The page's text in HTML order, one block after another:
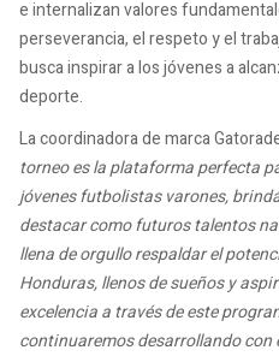
e internalizan valores
perseverancia, el respeto y el
busca inspirar a los jóvenes a
deporte.
La coordinadora de marca
torneo es la plataforma perfecta
jóvenes futbolistas varones,
destacar como futuros talentos
llena de orgullo respaldar el
Honduras, llenos de sueños y
excelencia a través de este
continuaremos desarrollando con